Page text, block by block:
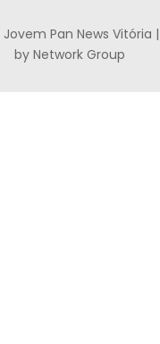
Pan News Vitória |
by Network Group